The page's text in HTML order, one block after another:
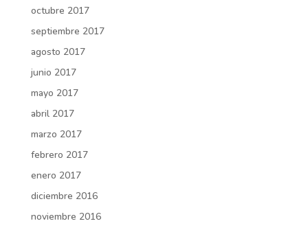
octubre 2017
septiembre 2017
agosto 2017
junio 2017
mayo 2017
abril 2017
marzo 2017
febrero 2017
enero 2017
diciembre 2016
noviembre 2016